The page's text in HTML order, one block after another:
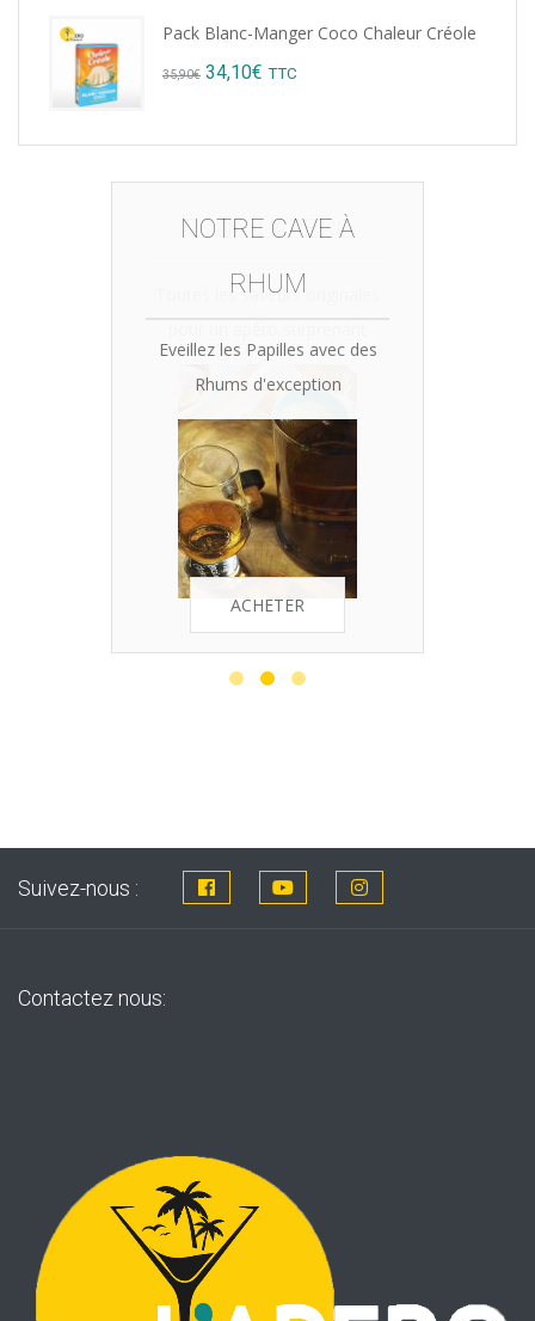
Pack Blanc-Manger Coco Chaleur Créole
35,90€ Original
was:
35,90€.
34,10€ Current
is:
34,10€.
TTC
NOTRE CAVE À
RHUM
Eveillez les Papilles avec des
Rhums d'exception
ACHETER
Suivez-nous :
Contactez nous: